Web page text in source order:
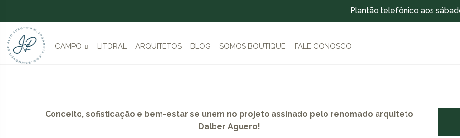
Plantão telefônico aos
CAMPO LITORAL ARQUITETOS BLOG SOMOS BOUTIQUE FALE CONOSCO
Conceito, sofisticação e bem-estar se unem no projeto assinado pelo renomado arquiteto
Dalber Aguero!